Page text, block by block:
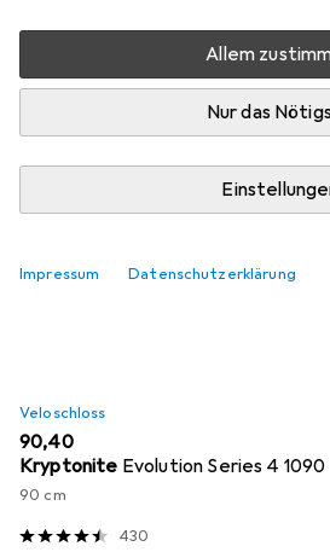
Allem
Nur das
Impressum Datenschutzerklärung
XC Race Children's Bicycle - 20 Zoll
Weissrosa (22162) aus den
Velohelm
Veloschloss
EUR
90,40
Kryptonite Evolution Series 4 1090
90 cm
430